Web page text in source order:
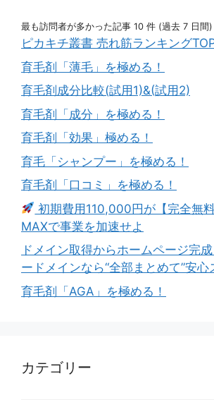
最も訪問者が多かった記事 10 件 (過去 7 日間)
ピカキチ叢書 売れ筋ランキング
育毛剤「薄毛」を極める！
育毛剤成分比較(試用1)&(試用2)
育毛剤「成分」を極める！
育毛剤「効果」極める！
育毛「シャンプー」を極める！
育毛剤「口コミ」を極める！
初期費用110,000円が【完全無
MAXで事業を加速せよ
ドメイン取得からホームページ完
ードメインなら“全部まとめて”安心
育毛剤「AGA」を極める！
カテゴリー